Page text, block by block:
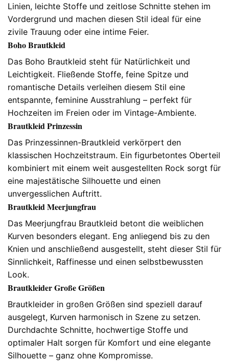
Linien, leichte Stoffe und zeitlose Schnitte stehen im
Vordergrund und machen diesen Stil ideal für eine
zivile Trauung oder eine intime Feier.
Boho Brautkleid
Das Boho Brautkleid steht für Natürlichkeit und
Leichtigkeit. Fließende Stoffe, feine Spitze und
romantische Details verleihen diesem Stil eine
entspannte, feminine Ausstrahlung – perfekt für
Hochzeiten im Freien oder im Vintage-Ambiente.
Brautkleid Prinzessin
Das Prinzessinnen-Brautkleid verkörpert den
klassischen Hochzeitstraum. Ein figurbetontes Oberteil
kombiniert mit einem weit ausgestellten Rock sorgt für
eine majestätische Silhouette und einen
unvergesslichen Auftritt.
Brautkleid Meerjungfrau
Das Meerjungfrau Brautkleid betont die weiblichen
Kurven besonders elegant. Eng anliegend bis zu den
Knien und anschließend ausgestellt, steht dieser Stil für
Sinnlichkeit, Raffinesse und einen selbstbewussten
Look.
Brautkleider Große Größen
Brautkleider in großen Größen sind speziell darauf
ausgelegt, Kurven harmonisch in Szene zu setzen.
Durchdachte Schnitte, hochwertige Stoffe und
optimaler Halt sorgen für Komfort und eine elegante
Silhouette – ganz ohne Kompromisse.